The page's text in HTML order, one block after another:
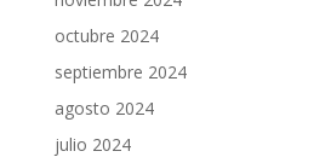
octubre 2024
septiembre 2024
agosto 2024
julio 2024